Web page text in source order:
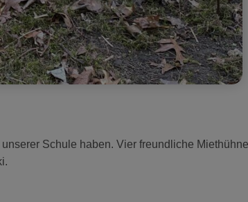
Schule haben. Vier freundliche